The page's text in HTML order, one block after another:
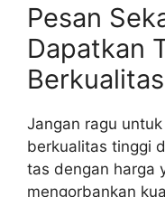
Pesan
Dapatkan
Jangan ragu
berkualitas tinggi
tas dengan harga
mengorbankan